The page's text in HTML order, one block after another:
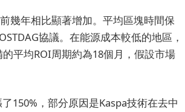
幾年相比顯著增加。平均區塊時間保
協議。在能源成本較低的地區，
平均ROI周期約為18個月，假設市場
150%，部分原因是Kaspa技術在去中